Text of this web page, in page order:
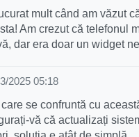
mult când am văzut
Am crezut că telefonul
dar era doar un widget
2025 05:18
se confruntă cu
vă că actualizați